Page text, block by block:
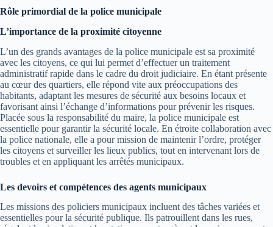
Rôle primordial de la police municipale
L’importance de la proximité citoyenne
L’un des grands avantages de la police municipale est sa proximité
avec les citoyens, ce qui lui permet d’effectuer un traitement
administratif rapide dans le cadre du droit judiciaire. En étant présente
au cœur des quartiers, elle répond vite aux préoccupations des
habitants, adaptant les mesures de sécurité aux besoins locaux et
favorisant ainsi l’échange d’informations pour prévenir les risques.
Placée sous la responsabilité du maire, la police municipale est
essentielle pour garantir la sécurité locale. En étroite collaboration avec
la police nationale, elle a pour mission de maintenir l’ordre, protéger
les citoyens et surveiller les lieux publics, tout en intervenant lors de
troubles et en appliquant les arrêtés municipaux.
Les devoirs et compétences des agents municipaux
Les missions des policiers municipaux incluent des tâches variées et
essentielles pour la sécurité publique. Ils patrouillent dans les rues,